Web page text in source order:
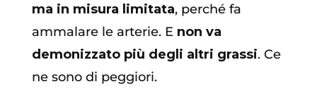
ma in misura limitata, perché fa
ammalare le arterie. E non va
demonizzato più degli altri grassi. Ce
ne sono di peggiori.